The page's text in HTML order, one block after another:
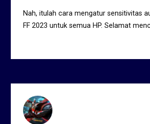
Nah, itulah cara mengatur sensitivitas
FF 2023 untuk semua HP. Selamat